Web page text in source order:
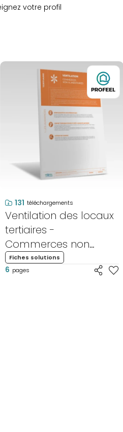
votre profil
131 téléchargements
Ventilation des locaux
tertiaires -
Commerces non
alimentaires
Fiches solutions
6 pages